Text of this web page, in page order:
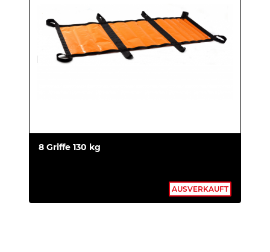
8 Griffe 130 kg
AUSVERKAUFT